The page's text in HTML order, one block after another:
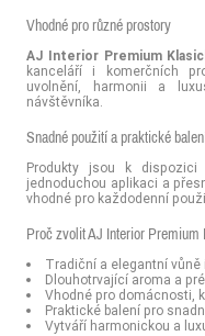
Vhodné pro různé prostory
AJ Interior Premium
kanceláří i komerčních
uvolnění, harmonii a
návštěvníka.
Snadné použití a praktické
Produkty jsou k dispozici
jednoduchou aplikaci a
vhodné pro každodenní
Proč zvolit AJ Interior Premium
Tradiční a elegantní
Dlouhotrvající aroma a
Vhodné pro domácnosti,
Praktické balení pro
Vytváří harmonickou a